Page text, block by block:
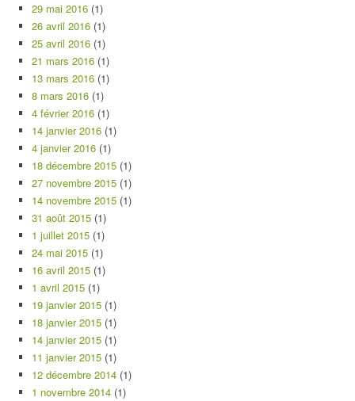
29 mai 2016 (1)
26 avril 2016 (1)
25 avril 2016 (1)
21 mars 2016 (1)
13 mars 2016 (1)
8 mars 2016 (1)
4 février 2016 (1)
14 janvier 2016 (1)
4 janvier 2016 (1)
18 décembre 2015 (1)
27 novembre 2015 (1)
14 novembre 2015 (1)
31 août 2015 (1)
1 juillet 2015 (1)
24 mai 2015 (1)
16 avril 2015 (1)
1 avril 2015 (1)
19 janvier 2015 (1)
18 janvier 2015 (1)
14 janvier 2015 (1)
11 janvier 2015 (1)
12 décembre 2014 (1)
1 novembre 2014 (1)